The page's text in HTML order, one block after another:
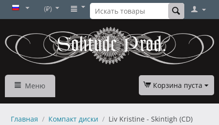
(₽)
Меню Корзина пуста
Главная / Компакт диски / Liv Kristine - Skintigh (CD)